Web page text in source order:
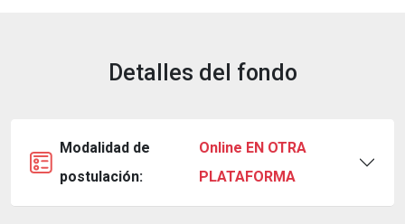
Detalles del fondo
Modalidad de
postulación:
Online EN OTRA
PLATAFORMA